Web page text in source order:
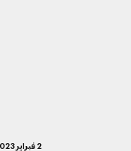
2 فبراير 2023